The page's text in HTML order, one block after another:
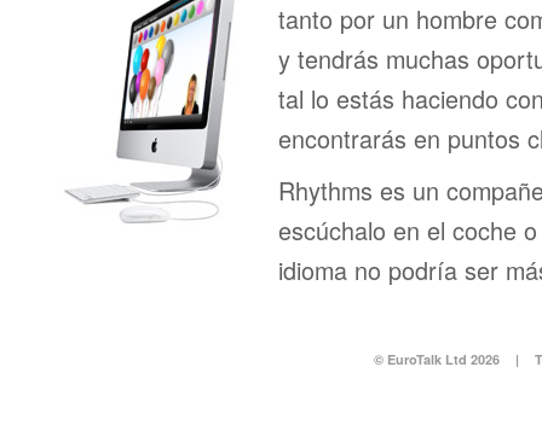
tanto por un hombre
y tendrás muchas
tal lo estás haciendo
encontrarás en puntos
Rhythms es un
escúchalo en el coche
idioma no podría ser
© EuroTalk Ltd 2026 |